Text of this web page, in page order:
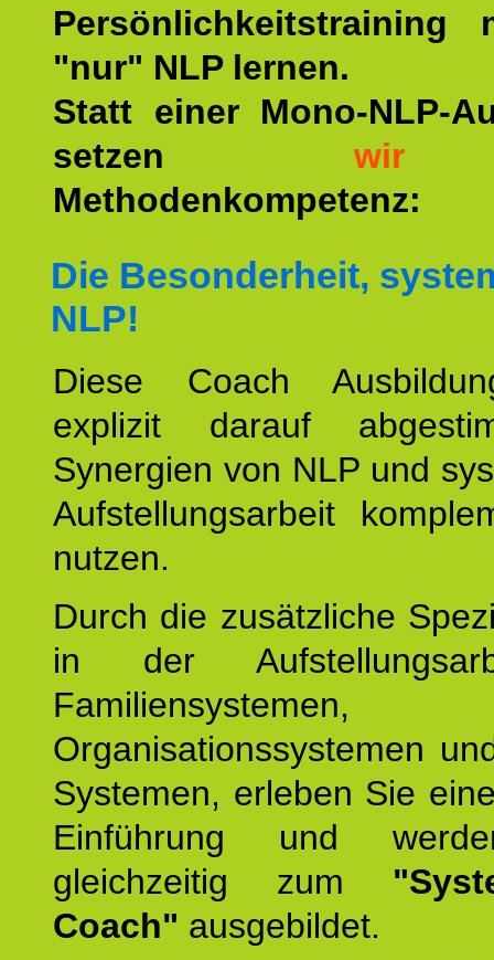
Persönlichkeitstraining
"nur" NLP lernen.
Statt einer Mono-NLP-
setzen wir
Methodenkompetenz:
Die Besonderheit,
NLP!
Diese Coach
explizit darauf
Synergien von NLP und
Aufstellungsarbeit
nutzen.
Durch die zusätzliche
in der
Familiensystemen,
Organisationssystemen
Systemen, erleben Sie
Einführung und
gleichzeitig zum
Coach" ausgebildet.